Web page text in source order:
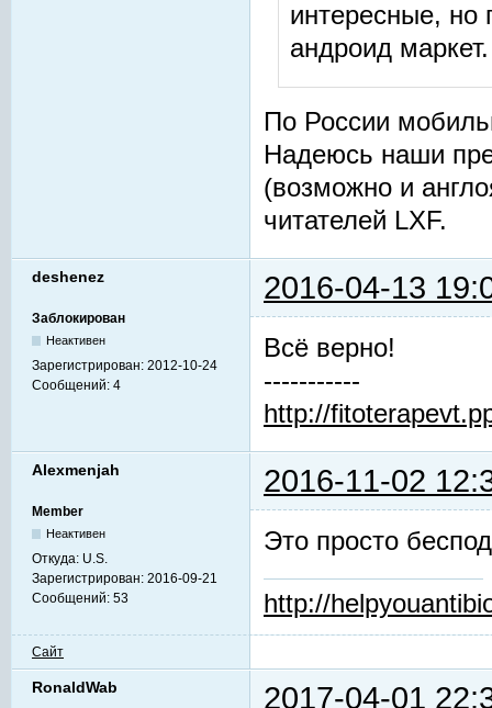
интересные, но
андроид маркет.
По России
Надеюсь наши
(возможно и
читателей LXF.
deshenez 2016-04-13
Заблокирован
Неактивен
Зарегистрирован: 2012-10-24
Сообщений: 4
Всё верно!
-----------
http://
Alexmenjah 2016-11-02
Member
Неактивен
Откуда: U.S.
Зарегистрирован: 2016-09-21
Сообщений: 53
Это просто
http://
Сайт
RonaldWab 2017-04-01